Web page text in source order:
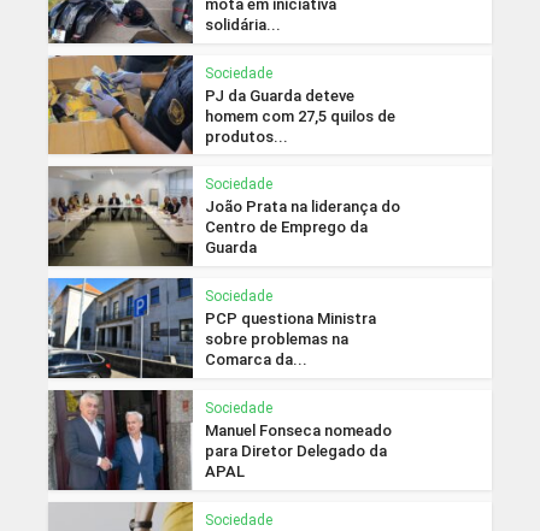
mota em iniciativa
solidária...
Sociedade
PJ da Guarda deteve
homem com 27,5 quilos de
produtos...
Sociedade
João Prata na liderança do
Centro de Emprego da
Guarda
Sociedade
PCP questiona Ministra
sobre problemas na
Comarca da...
Sociedade
Manuel Fonseca nomeado
para Diretor Delegado da
APAL
Sociedade